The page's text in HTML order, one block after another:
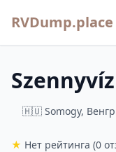
RVDump.place
🇭🇺 Somogy,
★ Нет рейтинга (0